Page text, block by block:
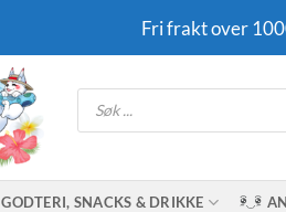
Fri frakt over
Products
search
GODTERI, SNACKS & DRIKKE